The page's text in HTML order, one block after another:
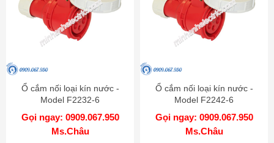
Ổ cắm nối loại kín nước -
Model F2232-6
Gọi ngay: 0909.067.950
Ms.Châu
Ổ cắm nối loại kín nước -
Model F2242-6
Gọi ngay: 0909.067.950
Ms.Châu